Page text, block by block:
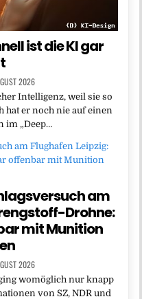
ist die KI gar
2026
Intelligenz, weil sie so
hat er noch nie auf einen
im „Deep…
am
Drohne:
mit Munition
2026
womöglich nur knapp
von SZ, NDR und